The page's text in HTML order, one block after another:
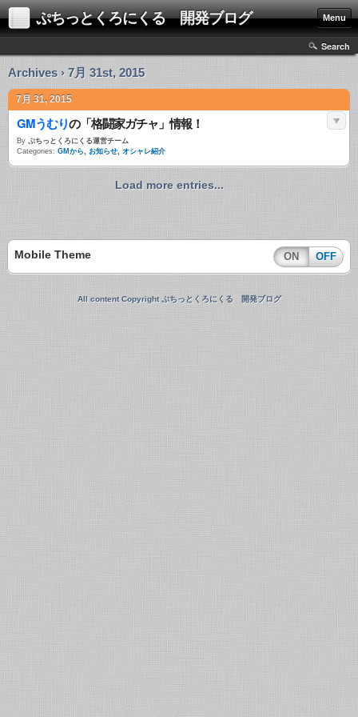
ぷちっとくろにくる 開発ブログ Menu
Search
Archives › 7月 31st, 2015
7月 31, 2015
GMうむりの「格闘家ガチャ」情報！
By ぷちっとくろにくる運営チーム
Categories: GMから, お知らせ, オシャレ紹介
Load more entries...
Mobile Theme ON OFF
All content Copyright ぷちっとくろにくる 開発ブログ